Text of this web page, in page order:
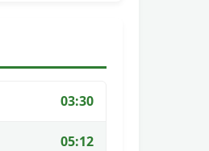
03:30
05:12